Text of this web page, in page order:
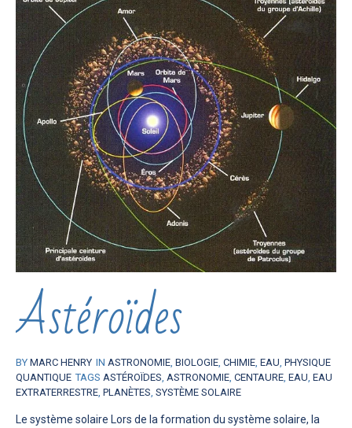
Astéroïdes
BY MARC HENRY IN ASTRONOMIE, BIOLOGIE, CHIMIE, EAU, PHYSIQUE
QUANTIQUE TAGS ASTÉROÏDES, ASTRONOMIE, CENTAURE, EAU, EAU
EXTRATERRESTRE, PLANÈTES, SYSTÈME SOLAIRE
Le système solaire Lors de la formation du système solaire, la